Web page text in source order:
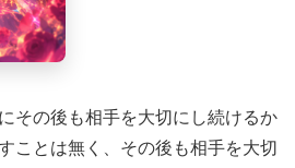
その後も相手を大切にし続けるか
ことは無く、その後も相手を大切